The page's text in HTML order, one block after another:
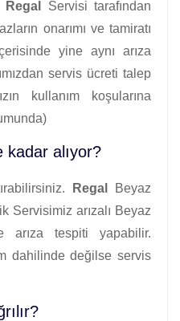
Regal
Servisi tarafından
onarımı ve tamiratı
yine aynı arıza
servis ücreti talep
kullanım koşularına
kadar alıyor?
Regal
Beyaz
Servisimiz arızalı Beyaz
arıza tespiti yapabilir.
dahilinde değilse servis